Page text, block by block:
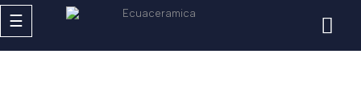
Navegación
de
palanca
☰